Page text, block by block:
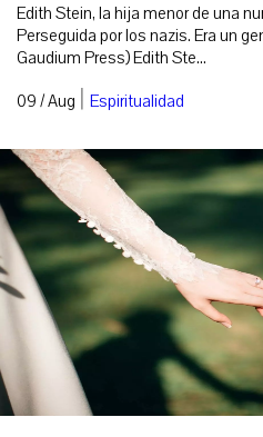
Edith Stein, la hija menor de una
Perseguida por los nazis. Era un
Gaudium Press) Edith Ste...
09 / Aug | Espiritualidad